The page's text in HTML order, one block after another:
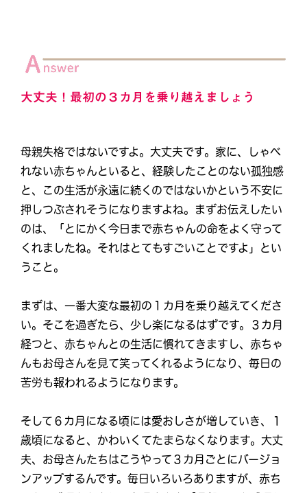
大丈夫！最初の３カ月を乗り越えましょう
母親失格ではないですよ。大丈夫です。家に、しゃべ
れない赤ちゃんといると、経験したことのない孤独感
と、この生活が永遠に続くのではないかという不安に
押しつぶされそうになりますよね。まずお伝えしたい
のは、「とにかく今日まで赤ちゃんの命をよく守って
くれましたね。それはとてもすごいことですよ」とい
うこと。
まずは、一番大変な最初の１カ月を乗り越えてくださ
い。そこを過ぎたら、少し楽になるはずです。３カ月
経つと、赤ちゃんとの生活に慣れてきますし、赤ちゃ
んもお母さんを見て笑ってくれるようになり、毎日の
苦労も報われるようになります。
そして６カ月になる頃には愛おしさが増していき、１
歳頃になると、かわいくてたまらなくなります。大丈
夫、お母さんたちはこうやって３カ月ごとにバージョ
ンアップするんです。毎日いろいろありますが、赤ち